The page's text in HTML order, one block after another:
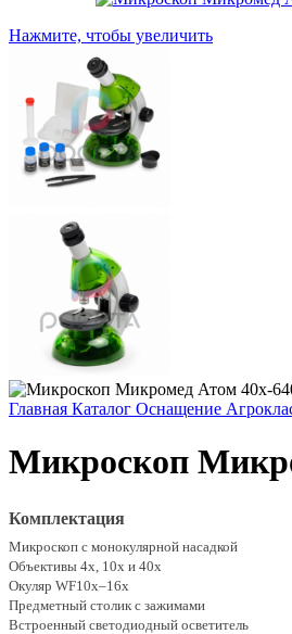
Нажмите, чтобы увеличить
Главная Каталог Оснащение
Микроскоп
Комплектация
Микроскоп с монокулярной насадкой
Объективы 4х, 10х и 40х
Окуляр WF10x–16x
Предметный столик с зажимами
Встроенный светодиодный осветитель